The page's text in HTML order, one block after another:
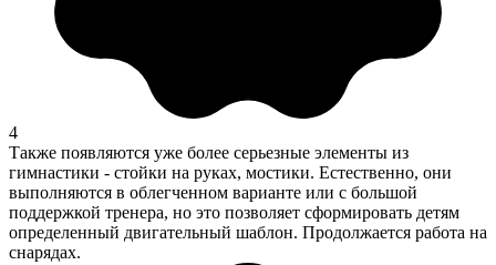
4
Также появляются уже более серьезные элементы из
гимнастики - стойки на руках, мостики. Естественно, они
выполняются в облегченном варианте или с большой
поддержкой тренера, но это позволяет сформировать детям
определенный двигательный шаблон. Продолжается работа на
снарядах.